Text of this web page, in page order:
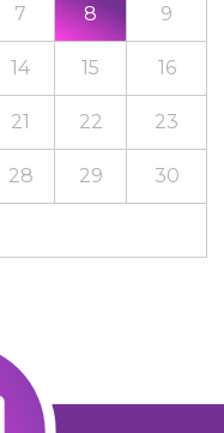
7 8 9
14 15 16
21 22 23
28 29 30